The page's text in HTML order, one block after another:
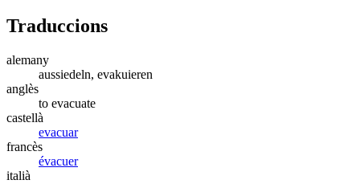
Traduccions
alemany
aussiedeln, evakuieren
anglès
to evacuate
castellà
evacuar
francès
évacuer
italià